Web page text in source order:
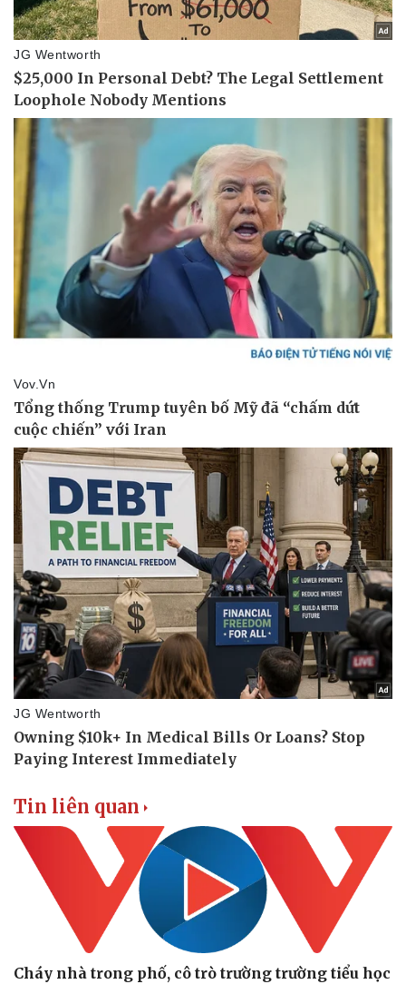
Thể thao
Bóng đá
eSports
Hậu trường
Ô tô - Xe máy
Ô tô
Xe máy
Tin liên quan
Cháy nhà trong phố, cô trò trường trường tiểu học